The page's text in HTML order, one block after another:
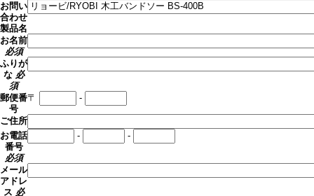
お問い
合わせ
製品名
お名前
必須
ふりが
な 必
須
郵便番
号
〒 -
ご住所
お電話
番号
必須
- -
メール
アドレ
ス 必